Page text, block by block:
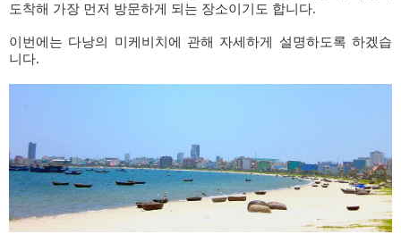
도착해 가장 먼저 방문하게 되는 장소이기도 합니다.
이번에는 다낭의 미케비치에 관해 자세하게 설명하도록 하겠습
니다.